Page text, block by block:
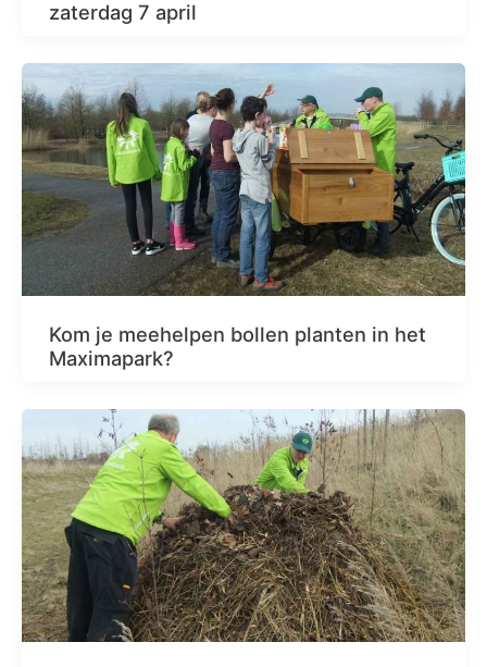
zaterdag 7 april
Kom je meehelpen bollen planten in het
Maximapark?